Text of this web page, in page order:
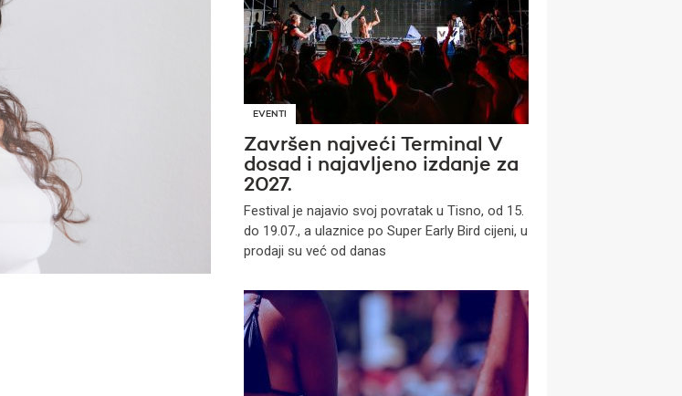
EVENTI
Završen najveći Terminal V
dosad i najavljeno izdanje za
2027.
Festival je najavio svoj povratak u Tisno, od 15.
do 19.07., a ulaznice po Super Early Bird cijeni, u
prodaji su već od danas